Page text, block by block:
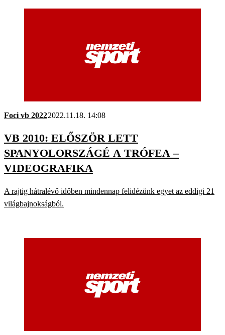
Foci vb 20222022.11.18. 14:08
VB 2010: ELŐSZÖR LETT
SPANYOLORSZÁGÉ A TRÓFEA –
VIDEOGRAFIKA
A rajtig hátralévő időben mindennap felidézünk egyet az eddigi 21
világbajnokságból.